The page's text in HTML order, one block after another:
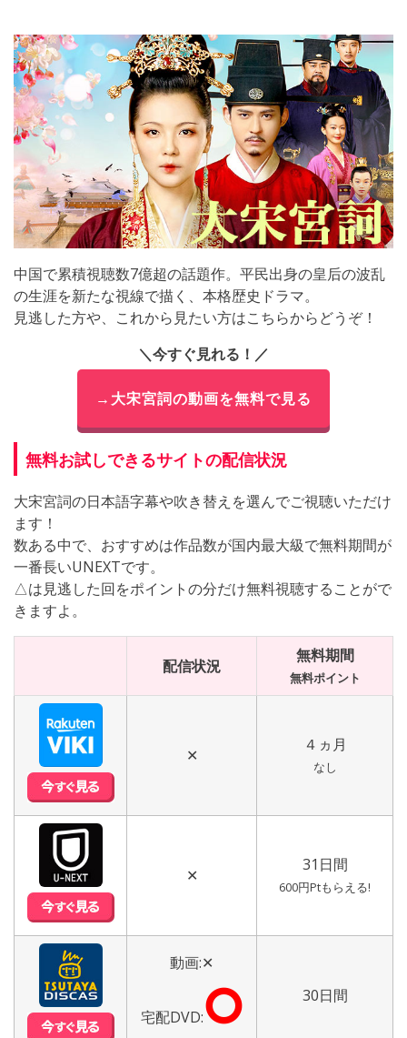
中国で累積視聴数7億超の話題作。平民出身の皇后の波乱
の生涯を新たな視線で描く、本格歴史ドラマ。
見逃した方や、これから見たい方はこちらからどうぞ！
＼今すぐ見れる！／
→大宋宮詞の動画を無料で見る
無料お試しできるサイトの配信状況
大宋宮詞の日本語字幕や吹き替えを選んでご視聴いただけ
ます！
数ある中で、おすすめは作品数が国内最大級で無料期間が
一番長いUNEXTです。
△は見逃した回をポイントの分だけ無料視聴することがで
きますよ。
配信状況
無料期間
無料ポイント
✕
４ヵ月
なし
✕
31日間
600円Ptもらえる!
動画:✕
宅配DVD:⭘ 30日間